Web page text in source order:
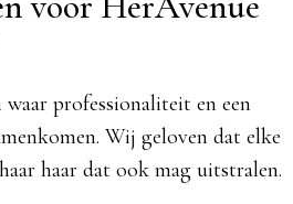
professionaliteit en een
Wij geloven dat elke
haar dat ook mag uitstralen.